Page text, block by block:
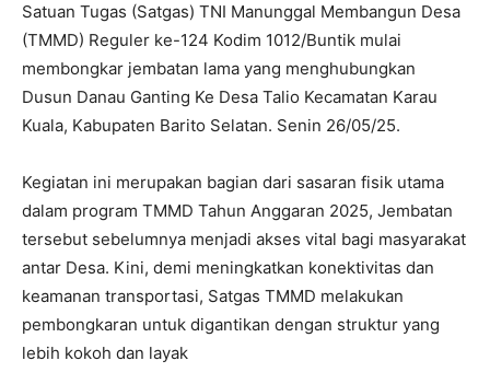
Satuan Tugas (Satgas) TNI Manunggal Membangun Desa
(TMMD) Reguler ke-124 Kodim 1012/Buntik mulai
membongkar jembatan lama yang menghubungkan
Dusun Danau Ganting Ke Desa Talio Kecamatan Karau
Kuala, Kabupaten Barito Selatan. Senin 26/05/25.
Kegiatan ini merupakan bagian dari sasaran fisik utama
dalam program TMMD Tahun Anggaran 2025, Jembatan
tersebut sebelumnya menjadi akses vital bagi masyarakat
antar Desa. Kini, demi meningkatkan konektivitas dan
keamanan transportasi, Satgas TMMD melakukan
pembongkaran untuk digantikan dengan struktur yang
lebih kokoh dan layak